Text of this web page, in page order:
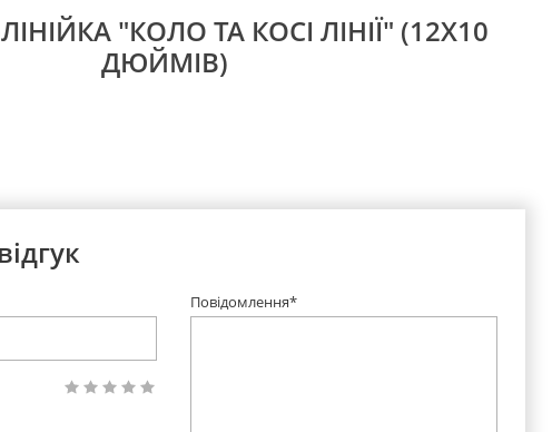
"КОЛО ТА КОСІ ЛІНІЇ" (12Х10
ДЮЙМІВ)
Повідомлення*